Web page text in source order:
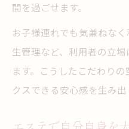
間を過ごせます。
お子様連れでも気兼ねな
生管理など、利用者の立
ます。こうしたこだわり
クスできる安心感を生み出